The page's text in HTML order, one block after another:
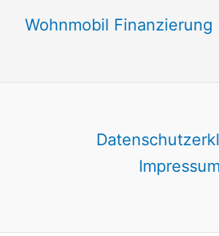
Wohnmobil Finanzierung
Impressum